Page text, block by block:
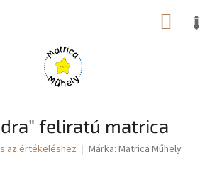
KOSÁR
feliratú matrica
az értékeléshez Márka: Matrica Műhely